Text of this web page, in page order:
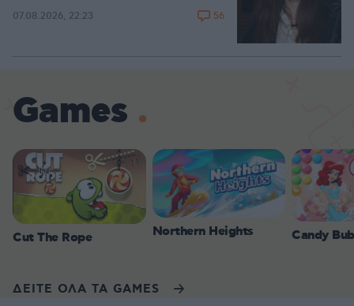
07.08.2026, 22:23 56
Games
Cut The Rope Northern Heights Candy
ΔΕΙΤΕ ΟΛΑ ΤΑ GAMES